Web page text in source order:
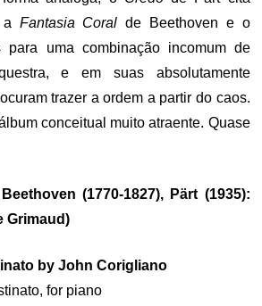
a Fantasia Coral de Beethoven e o
para uma combinação incomum de
e em suas absolutamente
trazer a ordem a partir do caos.
conceitual muito atraente. Quase
(1770-1827), Pärt (1935):
Grimaud)
by John Corigliano
for piano